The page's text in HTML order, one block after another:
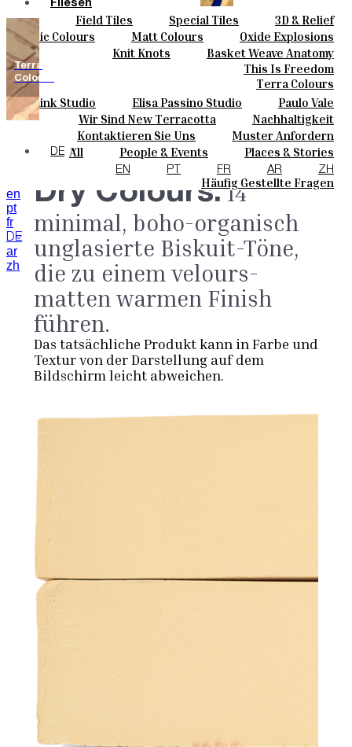
Fliesen
Field Tiles Special Tiles
3D & Relief
Hand Painted
Bold Pattern
Parquet Bisque
Natural Cotto
Smink Studio
Elisa Passino
Paulo Vale
Farben
Basic Colours Matt Colours
Oxide Explosions
Special Firing
Vintage Metallics
Dry Colours
Terra Colours
Keramik
Knit Knots
Basket Weave Anatomy
This Is Freedom
Maßanfertigungen
Designers
Smink Studio Elisa Passino Studio Paulo Vale
Über Uns
Wir Sind New Terracotta
Nachhaltigkeit
Portugiesisches Vermächtnis
Kontakte
Kontaktieren Sie Uns
Muster Anfordern
Kaufmöglichkeiten
Kataloge U Technische Spezifikationen
Häufig Gestellte Fragen
Journal
All People & Events
Places & Stories
Materials & Sustainability
Inspiration & Culture
DE
EN PT FR AR ZH
en
pt
fr
DE
ar
zh
Terra
Colours
Dry Colours.14
minimal, boho-organisch
unglasierte Biskuit-Töne,
die zu einem velours-
matten warmen Finish
führen.
Das tatsächliche Produkt kann in Farbe und
Textur von der Darstellung auf dem
Bildschirm leicht abweichen.